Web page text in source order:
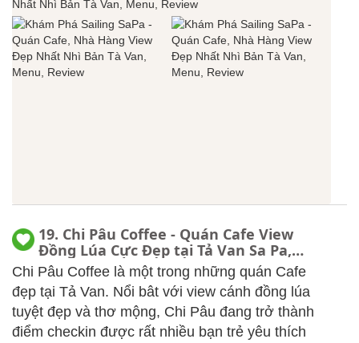
19. Chi Pâu Coffee - Quán Cafe View
Đồng Lúa Cực Đẹp tại Tả Van Sa Pa,
Review chi tiết
Chi Pâu Coffee là một trong những quán Cafe
đẹp tại Tả Van. Nổi bât với view cánh đồng lúa
tuyệt đẹp và thơ mộng, Chi Pâu đang trở thành
điểm checkin được rất nhiều bạn trẻ yêu thích